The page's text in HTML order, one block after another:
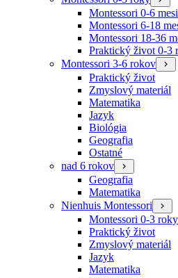
Montessori 0-6
Montessori 6-18
Montessori 18-36
Praktický život 0-3
Montessori 3-6 rokov
Praktický život
Zmyslový materiál
Matematika
Jazyk
Biológia
Geografia
Ostatné
nad 6 rokov
Geografia
Matematika
Nienhuis Montessori
Montessori 0-3 roky
Praktický život
Zmyslový materiál
Jazyk
Matematika